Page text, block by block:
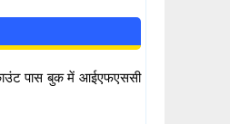
पास बुक में आईएफएससी